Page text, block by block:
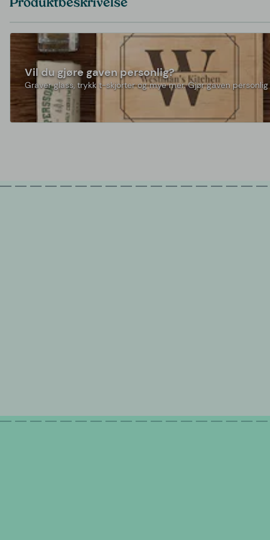
Produktbeskrivelse
Vil du gjøre gaven personlig?
Graver glass, trykk t-skjorter og mye mer. Gjør gaven personlig